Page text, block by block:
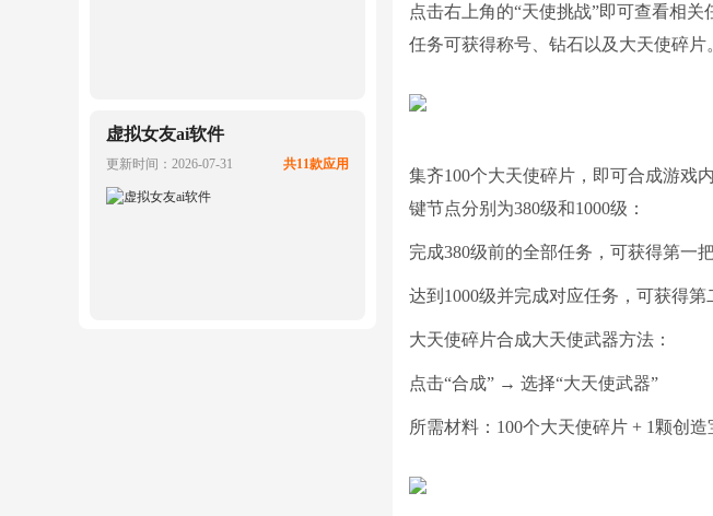
虚拟女友ai软件
更新时间：2026-07-31 共11款应用
点击右上角的“天使挑战”即可查看相
任务可获得称号、钻石以及大天使碎片
集齐100个大天使碎片，即可合成游戏
键节点分别为380级和1000级：
完成380级前的全部任务，可获得第一
达到1000级并完成对应任务，可获得第
大天使碎片合成大天使武器方法：
点击“合成” → 选择“大天使武器”
所需材料：100个大天使碎片 + 1颗创